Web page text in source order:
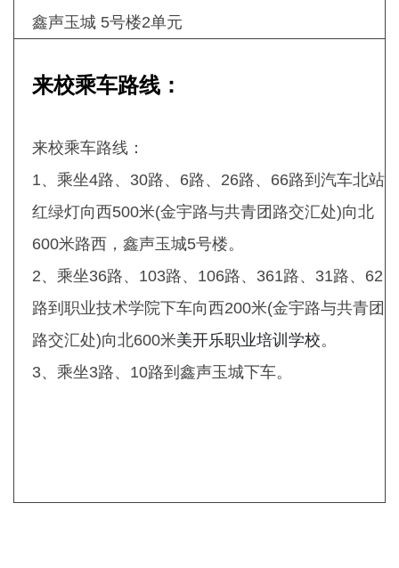
鑫声玉城 5号楼2单元
来校乘车路线：
来校乘车路线：
1、乘坐4路、30路、6路、26路、66路到汽车北站
红绿灯向西500米(金宇路与共青团路交汇处)向北
600米路西，鑫声玉城5号楼。
2、乘坐36路、103路、106路、361路、31路、62
路到职业技术学院下车向西200米(金宇路与共青团
路交汇处)向北600米美开乐职业培训学校。
3、乘坐3路、10路到鑫声玉城下车。